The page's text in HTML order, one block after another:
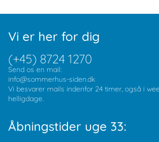
Vi er her for dig
(+45) 8724 1270
Send os en mail:
info@sommerhus-siden.dk
Vi besvarer mails indenfor 24 timer, også i
helligdage.
Åbningstider uge 33: